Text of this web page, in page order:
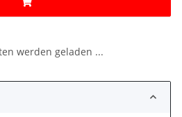
werden geladen ...